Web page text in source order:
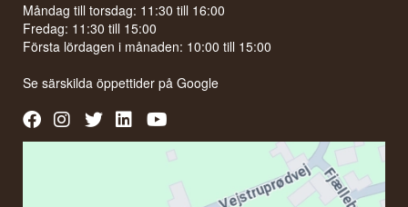
Måndag till torsdag: 11:30 till 16:00
Fredag: 11:30 till 15:00
Första lördagen i månaden: 10:00 till 15:00
Se särskilda öppettider påGoogle